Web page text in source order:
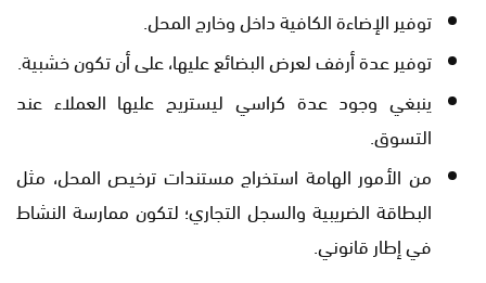
توفير الإضاءة الكافية داخل وخارج المحل.
توفير عدة أرفف لعرض البضائع عليها، على أن تكون خشبية.
ينبغي وجود عدة كراسي ليستريح عليها العملاء عند
التسوق.
من الأمور الهامة استخراج مستندات ترخيص المحل، مثل
البطاقة الضريبية والسجل التجاري؛ لتكون ممارسة النشاط
في إطار قانوني.